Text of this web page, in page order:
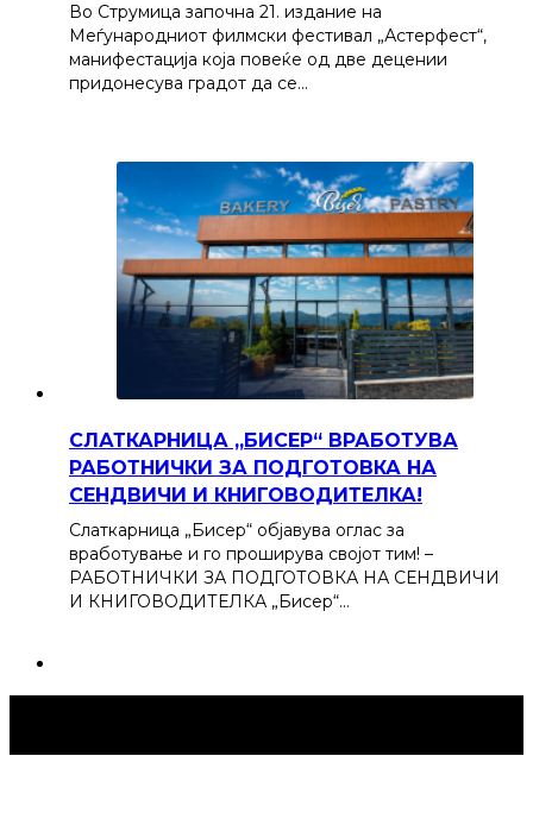
Во Струмица започна 21. издание на
Меѓународниот филмски фестивал „Астерфест“,
манифестација која повеќе од две децении
придонесува градот да се…
СЛАТКАРНИЦА „БИСЕР“ ВРАБОТУВА
РАБОТНИЧКИ ЗА ПОДГОТОВКА НА
СЕНДВИЧИ И КНИГОВОДИТЕЛКА!
Слаткарница „Бисер“ објавува оглас за
вработување и го проширува својот тим! –
РАБОТНИЧКИ ЗА ПОДГОТОВКА НА СЕНДВИЧИ
И КНИГОВОДИТЕЛКА „Бисер“…